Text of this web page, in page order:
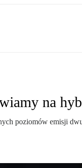
na
poziomów emisji